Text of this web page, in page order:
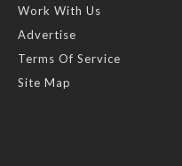
Work With Us
Advertise
Terms Of Service
Site Map